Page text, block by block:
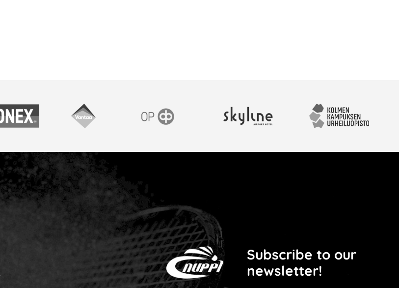
Subscribe to our
newsletter!